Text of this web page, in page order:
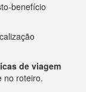
benefício
de viagem
no roteiro.